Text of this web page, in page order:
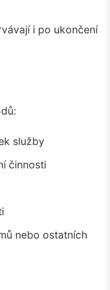
i po ukončení
služby
činnosti
nebo ostatních